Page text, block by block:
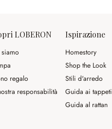
LOBERON
regalo
responsabilità
Ispirazione
Homestory
Shop the Look
Stili d'arredo
Guida ai tappeti
Guida al rattan